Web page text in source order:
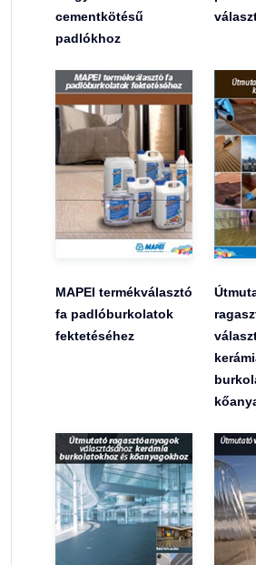
cementkötésű
padlókhoz
MAPEI termékválasztó
fa padlóburkolatok
fektetéséhez